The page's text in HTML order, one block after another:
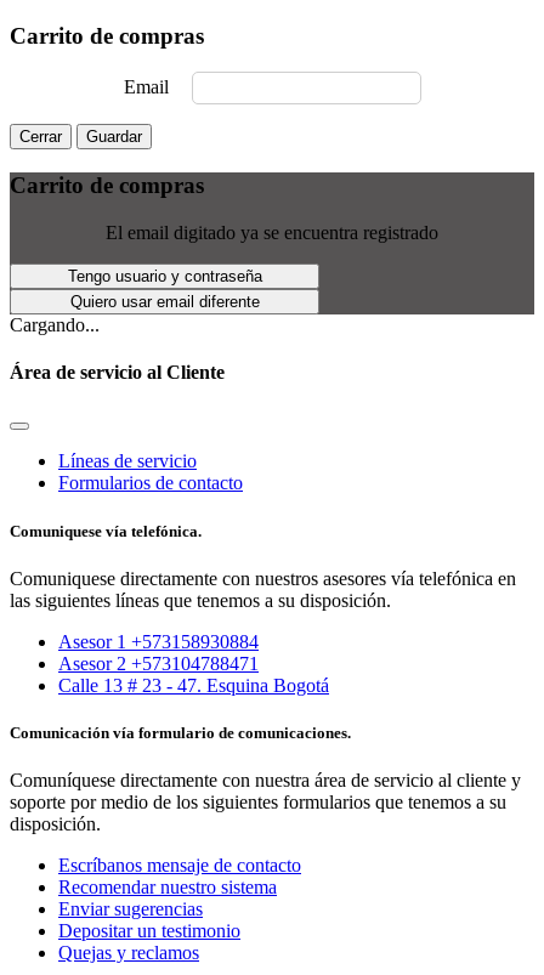
Carrito de compras
Email
Cerrar Guardar
Carrito de compras
El email digitado ya se encuentra registrado
Tengo usuario y contraseña
Quiero usar email diferente
Cargando...
Área de servicio al Cliente
Líneas de servicio
Formularios de contacto
Comuniquese vía telefónica.
Comuniquese directamente con nuestros asesores vía telefónica en
las siguientes líneas que tenemos a su disposición.
Asesor 1 +573158930884
Asesor 2 +573104788471
Calle 13 # 23 - 47. Esquina Bogotá
Comunicación vía formulario de comunicaciones.
Comuníquese directamente con nuestra área de servicio al cliente y
soporte por medio de los siguientes formularios que tenemos a su
disposición.
Escríbanos mensaje de contacto
Recomendar nuestro sistema
Enviar sugerencias
Depositar un testimonio
Quejas y reclamos